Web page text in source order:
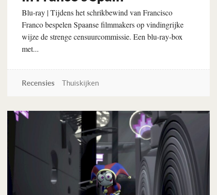
Blu-ray | Tijdens het schrikbewind van Francisco
Franco bespelen Spaanse filmmakers op vindingrijke
wijze de strenge censuurcommissie. Een blu-ray-box
met...
Recensies Thuiskijken
Lees verder